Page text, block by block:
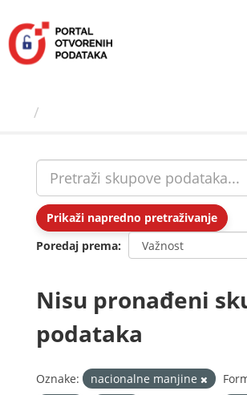
sadržaj
Prikaži napredno pretraživanje
Poredaj prema
Nisu pronađeni
podataka
Oznake: nacionalne manjine